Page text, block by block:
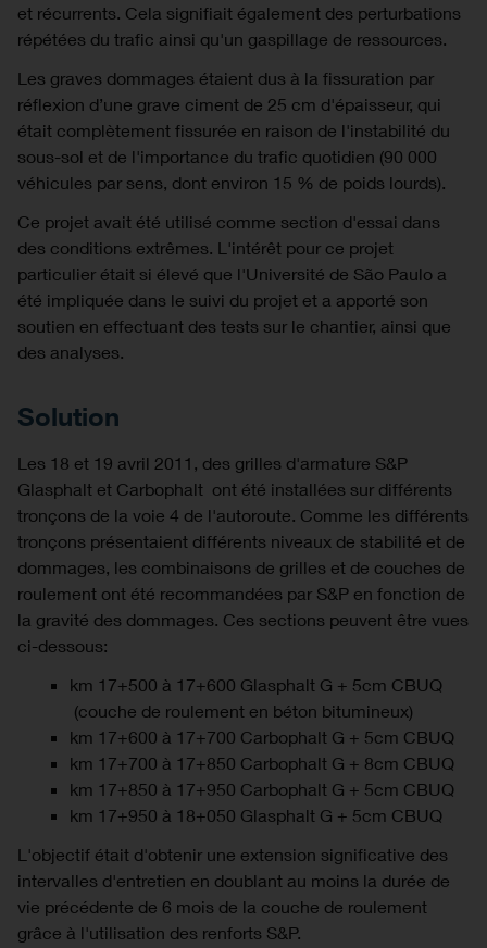
et récurrents. Cela signifiait également des perturbations
répétées du trafic ainsi qu'un gaspillage de ressources.
Les graves dommages étaient dus à la fissuration par
réflexion d’une grave ciment de 25 cm d'épaisseur, qui
était complètement fissurée en raison de l'instabilité du
sous-sol et de l'importance du trafic quotidien (90 000
véhicules par sens, dont environ 15 % de poids lourds).
Ce projet avait été utilisé comme section d'essai dans
des conditions extrêmes. L'intérêt pour ce projet
particulier était si élevé que l'Université de São Paulo a
été impliquée dans le suivi du projet et a apporté son
soutien en effectuant des tests sur le chantier, ainsi que
des analyses.
Solution
Les 18 et 19 avril 2011, des grilles d'armature S&P
Glasphalt et Carbophalt ont été installées sur différents
tronçons de la voie 4 de l'autoroute. Comme les différents
tronçons présentaient différents niveaux de stabilité et de
dommages, les combinaisons de grilles et de couches de
roulement ont été recommandées par S&P en fonction de
la gravité des dommages. Ces sections peuvent être vues
ci-dessous:
km 17+500 à 17+600 Glasphalt G + 5cm CBUQ
(couche de roulement en béton bitumineux)
km 17+600 à 17+700 Carbophalt G + 5cm CBUQ
km 17+700 à 17+850 Carbophalt G + 8cm CBUQ
km 17+850 à 17+950 Carbophalt G + 5cm CBUQ
km 17+950 à 18+050 Glasphalt G + 5cm CBUQ
L'objectif était d'obtenir une extension significative des
intervalles d'entretien en doublant au moins la durée de
vie précédente de 6 mois de la couche de roulement
grâce à l'utilisation des renforts S&P.